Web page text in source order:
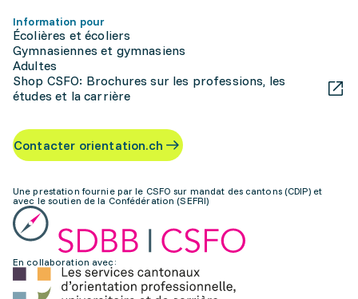
Information pour
Écolières et écoliers
Gymnasiennes et gymnasiens
Adultes
Shop CSFO: Brochures sur les professions, les
études et la carrière
Contacter orientation.ch
Une prestation fournie par le CSFO sur mandat des cantons (CDIP) et
avec le soutien de la Confédération (SEFRI)
En collaboration avec: